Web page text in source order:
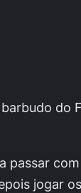
do
passar
jogar